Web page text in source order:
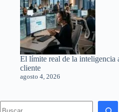
El límite real de la inteligencia
cliente
agosto 4, 2026
Search